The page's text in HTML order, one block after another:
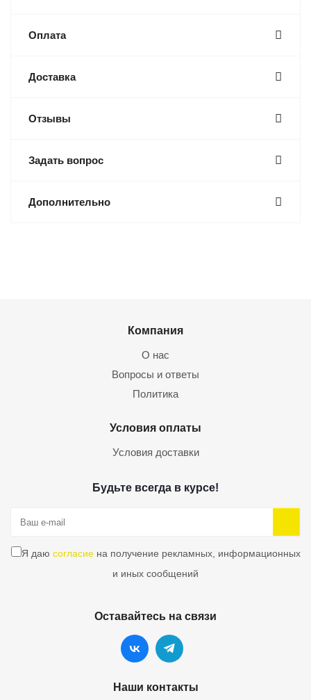
Оплата
Доставка
Отзывы
Задать вопрос
Дополнительно
Компания
О нас
Вопросы и ответы
Политика
Условия оплаты
Условия доставки
Будьте всегда в курсе!
Я даю согласиена получение рекламных, информационных
и иных сообщений
Оставайтесь на связи
Наши контакты